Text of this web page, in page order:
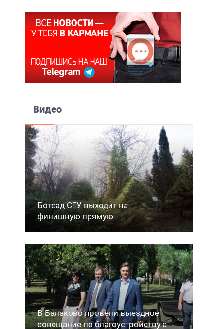
Видео
Ботсад СГУ выходит на
финишную прямую
В Балаково провели выездное
совещание по благоустройству с